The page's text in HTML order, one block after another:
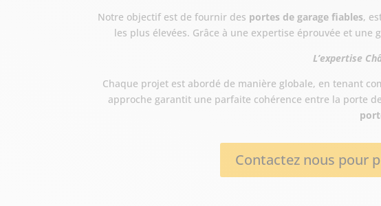
Notre objectif est de fournir des portes de garage fiables,
les plus élevées. Grâce à une expertise éprouvée et
L’expertise
Chaque projet est abordé de manière globale, en tenant
approche garantit une parfaite cohérence entre la porte
Contactez nous pour